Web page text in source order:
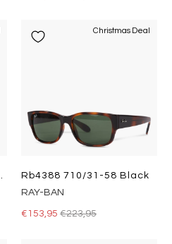
Christmas Deal
Rb4388 710/31-58 Black
RAY-BAN
€153,95 €223,95